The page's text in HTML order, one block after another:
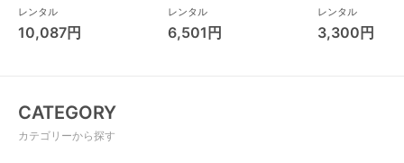
プリカ(Aprica) A型ベビ
ーカー アップリカ
(Aprica)
レンタル
10,087円
ス(cybex)
レンタル
6,501円
ス フォーエバ
レンド ジャン
パルー キッズ
レンタル
3,300円
CATEGORY
カテゴリーから探す